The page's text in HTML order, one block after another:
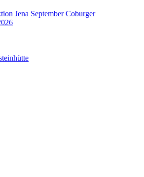
Jena September Coburger